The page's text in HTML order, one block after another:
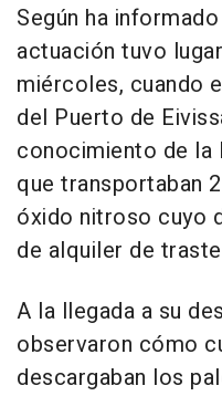
Según ha
actuación tuvo
miércoles, cuando
del Puerto de
conocimiento de la
que transportaban
óxido nitroso cuyo
de alquiler de
A la llegada a su
observaron cómo
descargaban los